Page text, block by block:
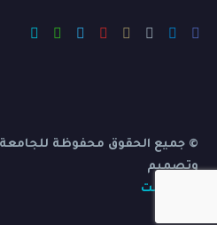
© جميع الحقوق محفوظة للجامعة
وتصميم
بي ديفرنت